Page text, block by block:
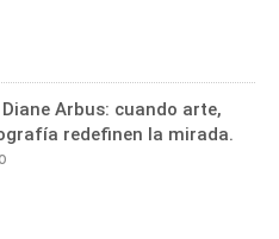
Arbus: cuando arte,
redefinen la mirada.